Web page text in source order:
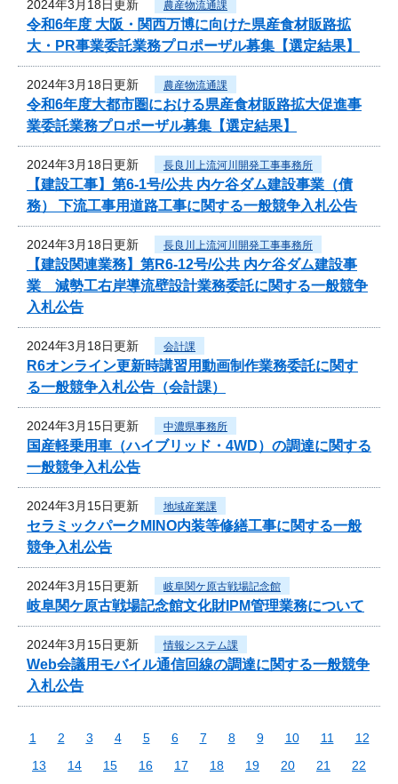
2024年3月18日更新 農産物流通課
令和6年度 大阪・関西万博に向けた県産食材販路拡
大・PR事業委託業務プロポーザル募集【選定結果】
2024年3月18日更新 農産物流通課
令和6年度大都市圏における県産食材販路拡大促進事
業委託業務プロポーザル募集【選定結果】
2024年3月18日更新 長良川上流河川開発工事事務所
【建設工事】第6-1号/公共 内ケ谷ダム建設事業（債
務） 下流工事用道路工事に関する一般競争入札公告
2024年3月18日更新 長良川上流河川開発工事事務所
【建設関連業務】第R6-12号/公共 内ケ谷ダム建設事
業 減勢工右岸導流壁設計業務委託に関する一般競争
入札公告
2024年3月18日更新 会計課
R6オンライン更新時講習用動画制作業務委託に関す
る一般競争入札公告（会計課）
2024年3月15日更新 中濃県事務所
国産軽乗用車（ハイブリッド・4WD）の調達に関する
一般競争入札公告
2024年3月15日更新 地域産業課
セラミックパークMINO内装等修繕工事に関する一般
競争入札公告
2024年3月15日更新 岐阜関ケ原古戦場記念館
岐阜関ケ原古戦場記念館文化財IPM管理業務について
2024年3月15日更新 情報システム課
Web会議用モバイル通信回線の調達に関する一般競争
入札公告
1 2 3 4 5 6 7 8 9 10 11
12
13
14 15 16 17 18 19 20 21
22